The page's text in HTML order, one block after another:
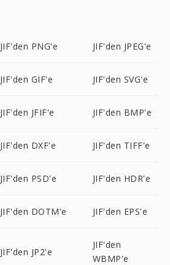
JIF'den PNG'e JIF'den JPEG'e
JIF'den GIF'e JIF'den SVG'e
JIF'den JFIF'e JIF'den BMP'e
JIF'den DXF'e JIF'den TIFF'e
JIF'den PSD'e JIF'den HDR'e
JIF'den DOTM'e JIF'den EPS'e
JIF'den JP2'e
JIF'den
WBMP'e